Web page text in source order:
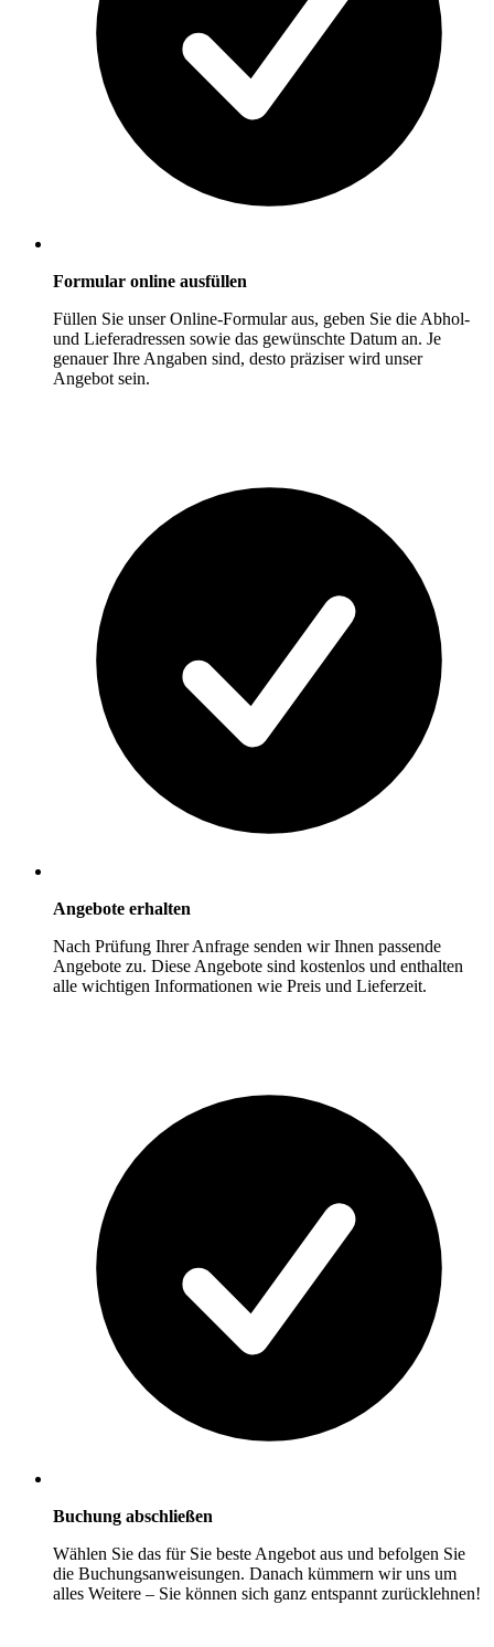
Formular online ausfüllen
Füllen Sie unser Online-Formular aus, geben Sie die Abhol-
und Lieferadressen sowie das gewünschte Datum an. Je
genauer Ihre Angaben sind, desto präziser wird unser
Angebot sein.
Angebote erhalten
Nach Prüfung Ihrer Anfrage senden wir Ihnen passende
Angebote zu. Diese Angebote sind kostenlos und enthalten
alle wichtigen Informationen wie Preis und Lieferzeit.
Buchung abschließen
Wählen Sie das für Sie beste Angebot aus und befolgen Sie
die Buchungsanweisungen. Danach kümmern wir uns um
alles Weitere – Sie können sich ganz entspannt zurücklehnen!